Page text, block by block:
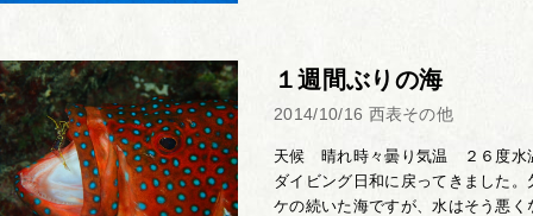
１週間ぶりの海
2014/10/16 西表その他
天候 晴れ時々曇り気温 ２６度
ダイビング日和に戻ってきました
ケの続いた海ですが、水はそう悪